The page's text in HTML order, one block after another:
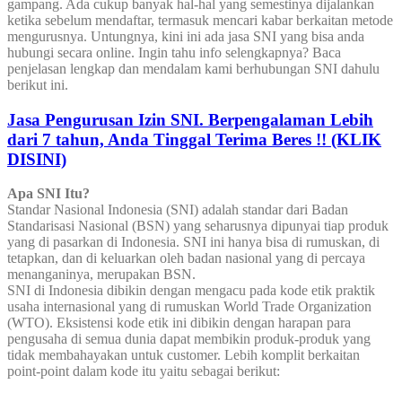
gampang. Ada cukup banyak hal-hal yang semestinya dijalankan
ketika sebelum mendaftar, termasuk mencari kabar berkaitan metode
mengurusnya. Untungnya, kini ini ada jasa SNI yang bisa anda
hubungi secara online. Ingin tahu info selengkapnya? Baca
penjelasan lengkap dan mendalam kami berhubungan SNI dahulu
berikut ini.
Jasa Pengurusan Izin SNI. Berpengalaman Lebih
dari 7 tahun, Anda Tinggal Terima Beres !! (KLIK
DISINI)
Apa SNI Itu?
Standar Nasional Indonesia (SNI) adalah standar dari Badan
Standarisasi Nasional (BSN) yang seharusnya dipunyai tiap produk
yang di pasarkan di Indonesia. SNI ini hanya bisa di rumuskan, di
tetapkan, dan di keluarkan oleh badan nasional yang di percaya
menanganinya, merupakan BSN.
SNI di Indonesia dibikin dengan mengacu pada kode etik praktik
usaha internasional yang di rumuskan World Trade Organization
(WTO). Eksistensi kode etik ini dibikin dengan harapan para
pengusaha di semua dunia dapat membikin produk-produk yang
tidak membahayakan untuk customer. Lebih komplit berkaitan
point-point dalam kode itu yaitu sebagai berikut: